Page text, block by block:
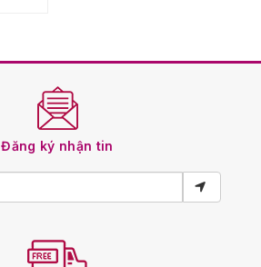
Đăng ký nhận tin